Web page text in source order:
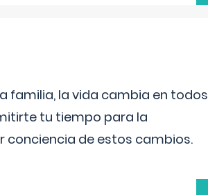
familia, la vida cambia en todos
tu tiempo para la
conciencia de estos cambios.